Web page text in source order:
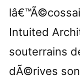
Intuited
souterrains
dÃ©rives